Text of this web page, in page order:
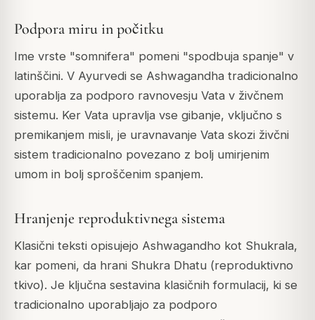
Podpora miru in počitku
Ime vrste "somnifera" pomeni "spodbuja spanje" v
latinščini. V Ayurvedi se Ashwagandha tradicionalno
uporablja za podporo ravnovesju Vata v živčnem
sistemu. Ker Vata upravlja vse gibanje, vključno s
premikanjem misli, je uravnavanje Vata skozi živčni
sistem tradicionalno povezano z bolj umirjenim
umom in bolj sproščenim spanjem.
Hranjenje reproduktivnega sistema
Klasični teksti opisujejo Ashwagandho kot Shukrala,
kar pomeni, da hrani Shukra Dhatu (reproduktivno
tkivo). Je ključna sestavina klasičnih formulacij, ki se
tradicionalno uporabljajo za podporo